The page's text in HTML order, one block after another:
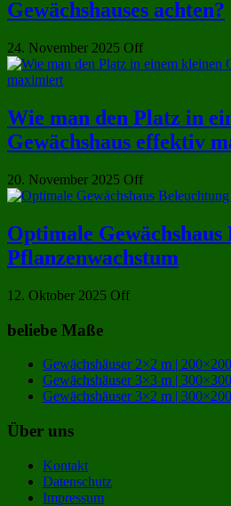
Gewächshauses achten?
24. November 2025 Off
Wie man den Platz in
Gewächshaus effektiv
20. November 2025 Off
Optimale
Pflanzenwachstum
12. Oktober 2025 Off
beliebe Maße
Gewächshäuser 2×2 m |
Gewächshäuser 3×3 m |
Gewächshäuser 3×2 m |
Über uns
Kontakt
Datenschutz
Impressum